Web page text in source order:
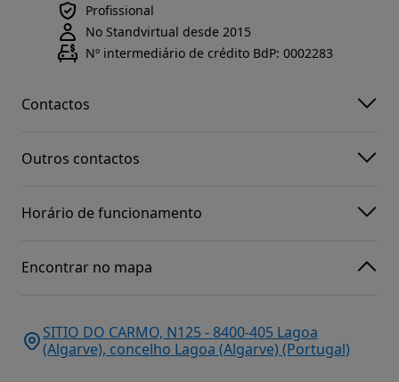
Profissional
No Standvirtual desde 2015
Nº intermediário de crédito BdP: 0002283
Contactos
Outros contactos
Horário de funcionamento
Encontrar no mapa
SITIO DO CARMO, N125 - 8400-405 Lagoa
(Algarve), concelho Lagoa (Algarve) (Portugal)